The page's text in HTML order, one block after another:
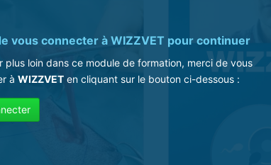
vous connecter àWIZZVET pour continuer
plus loin dans ce module de formation, merci de vous
àWIZZVET en cliquant sur le bouton ci-dessous :